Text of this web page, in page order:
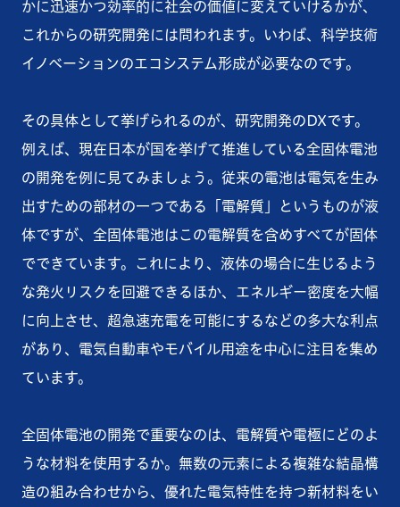
かに迅速かつ効率的に社会の価値に変えていけるかが、
これからの研究開発には問われます。いわば、科学技術
イノベーションのエコシステム形成が必要なのです。
その具体として挙げられるのが、研究開発のDXです。
例えば、現在日本が国を挙げて推進している全固体電池
の開発を例に見てみましょう。従来の電池は電気を生み
出すための部材の一つである「電解質」というものが液
体ですが、全固体電池はこの電解質を含めすべてが固体
でできています。これにより、液体の場合に生じるよう
な発火リスクを回避できるほか、エネルギー密度を大幅
に向上させ、超急速充電を可能にするなどの多大な利点
があり、電気自動車やモバイル用途を中心に注目を集め
ています。
全固体電池の開発で重要なのは、電解質や電極にどのよ
うな材料を使用するか。無数の元素による複雑な結晶構
造の組み合わせから、優れた電気特性を持つ新材料をい